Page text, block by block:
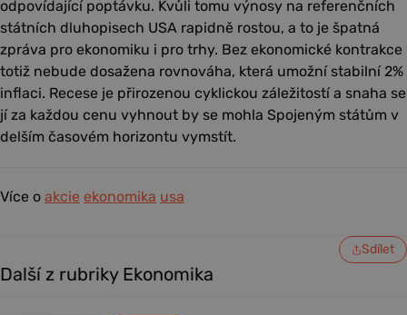
odpovídající poptávku. Kvůli tomu výnosy na referenčních
státních dluhopisech USA rapidně rostou, a to je špatná
zpráva pro ekonomiku i pro trhy. Bez ekonomické kontrakce
totiž nebude dosažena rovnováha, která umožní stabilní 2%
inflaci. Recese je přirozenou cyklickou záležitostí a snaha se
jí za každou cenu vyhnout by se mohla Spojeným státům v
delším časovém horizontu vymstít.
Více o akcie ekonomika usa
Sdílet
Další z rubriky Ekonomika